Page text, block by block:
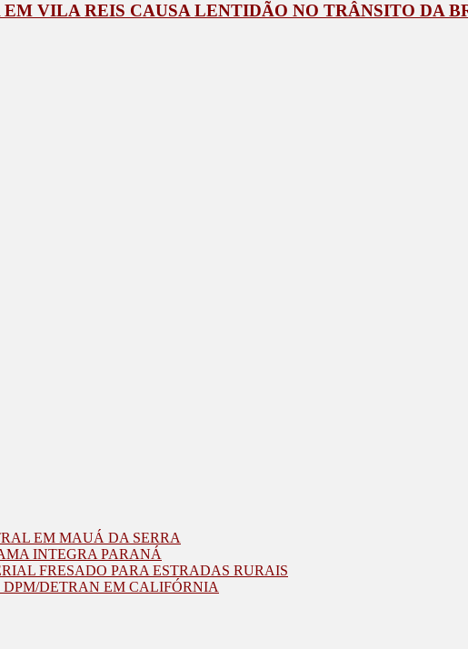
VILA REIS CAUSA LENTIDÃO NO TRÂNSITO DA
EM MAUÁ DA SERRA
INTEGRA PARANÁ
FRESADO PARA ESTRADAS RURAIS
DETRAN EM CALIFÓRNIA